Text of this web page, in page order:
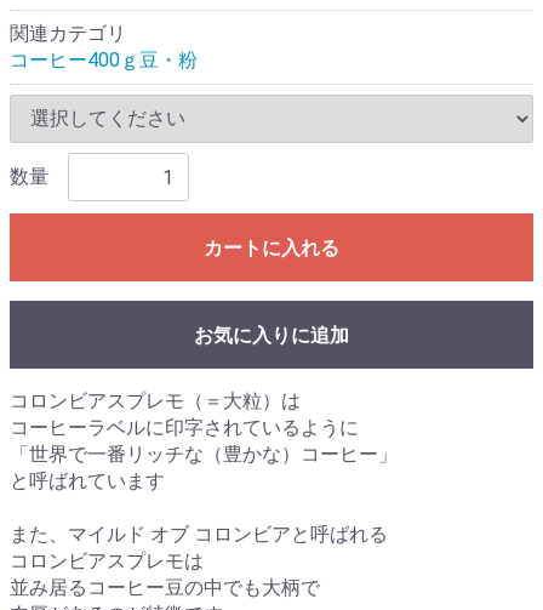
関連カテゴリ
コーヒー400ｇ豆・粉
数量
カートに入れる
お気に入りに追加
コロンビアスプレモ（＝大粒）は
コーヒーラベルに印字されているように
「世界で一番リッチな（豊かな）コーヒー」
と呼ばれています
また、マイルド オブ コロンビアと呼ばれる
コロンビアスプレモは
並み居るコーヒー豆の中でも大柄で